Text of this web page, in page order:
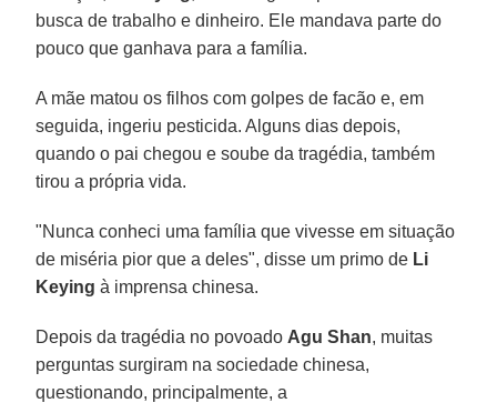
busca de trabalho e dinheiro. Ele mandava parte do
pouco que ganhava para a família.
A mãe matou os filhos com golpes de facão e, em
seguida, ingeriu pesticida. Alguns dias depois,
quando o pai chegou e soube da tragédia, também
tirou a própria vida.
"Nunca conheci uma família que vivesse em situação
de miséria pior que a deles", disse um primo de Li
Keying à imprensa chinesa.
Depois da tragédia no povoado Agu Shan, muitas
perguntas surgiram na sociedade chinesa,
questionando, principalmente, a